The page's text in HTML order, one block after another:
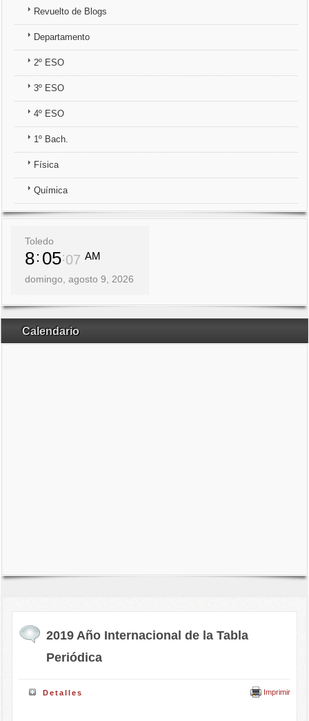
3º ESO
4º ESO
1º Bach.
Física
Química
Revuelto de Blogs
Departamento
2º ESO
3º ESO
4º ESO
1º Bach.
Física
Química
Toledo
8 05 09 AM
domingo, agosto 9, 2026
Calendario
2019 Año Internacional de la Tabla
Periódica
Imprimir
Detalles